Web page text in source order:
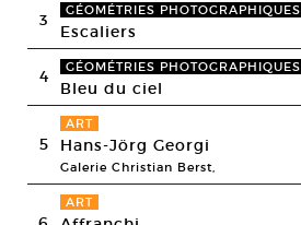
3 GÉOMÉTRIES PHOTOGRAPHIQUES
Escaliers
4 GÉOMÉTRIES PHOTOGRAPHIQUES
Bleu du ciel
5
ART
Hans-Jörg Georgi
Galerie Christian Berst,
ART